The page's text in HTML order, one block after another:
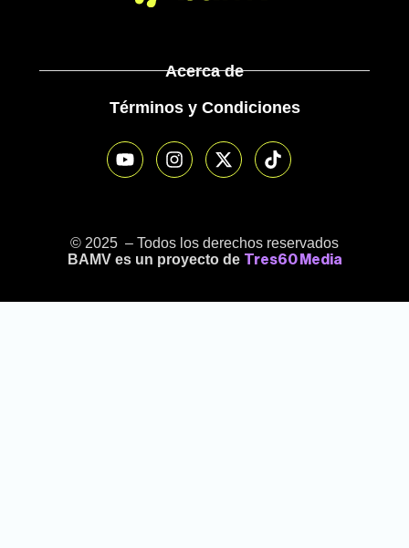
Acerca de
Términos y Condiciones
© 2025 – Todos los derechos reservados
BAMV es un proyecto de Tres60 Media